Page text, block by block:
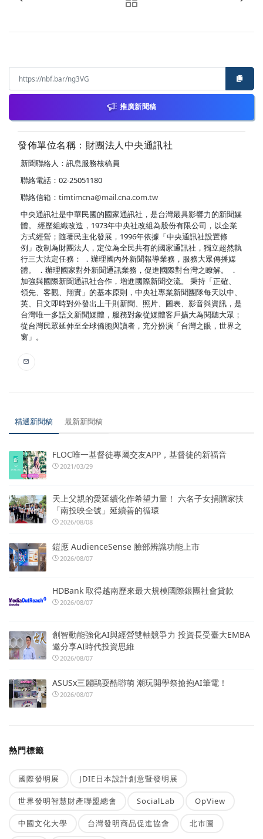
推廣新聞稿
發佈單位名稱：財團法人中央通訊社
新聞聯絡人：訊息服務核稿員
聯絡電話：02-25051180
聯絡信箱： timtimcna@mail.cna.com.tw
中央通訊社是中華民國的國家通訊社，是台灣最具影響力的新聞媒
體。 經歷組織改造，1973年中央社改組為股份有限公司，以企業
方式經營；隨著民主化發展，1996年依據「中央通訊社設置條
例」改制為財團法人，定位為全民共有的國家通訊社，獨立超然執
行三大法定任務： ．辦理國內外新聞報導業務，服務大眾傳播媒
體。 ．辦理國家對外新聞通訊業務，促進國際對台灣之瞭解。 ．
加強與國際新聞通訊社合作，增進國際新聞交流。 秉持「正確、
領先、客觀、翔實」的基本原則，中央社專業新聞團隊每天以中、
英、日文即時對外發出上千則新聞、照片、圖表、影音與資訊，是
台灣唯一多語文新聞媒體，服務對象從媒體客戶擴大為閱聽大眾；
從台灣民眾延伸至全球僑胞與讀者，充分扮演「台灣之眼，世界之
窗」。
精選新聞稿 最新新聞稿
FLOC唯一基督徒專屬交友APP，基督徒的新福音
2021/03/29
天上父親的愛延續化作希望力量！ 六名子女捐贈家扶
「南投映全號」延續善的循環
2026/08/08
鎧應 AudienceSense 臉部辨識功能上市
2026/08/07
HDBank 取得越南歷來最大規模國際銀團社會貸款
2026/08/07
創智動能強化AI與經營雙軸競爭力 投資長受臺大EMBA
邀分享AI時代投資思維
2026/08/07
ASUSx三麗鷗耍酷聯萌 潮玩開學祭搶抱AI筆電！
2026/08/07
熱門標籤
國際發明展 JDIE日本設計創意暨發明展
世界發明智慧財產聯盟總會 SocialLab OpView
中國文化大學 台灣發明商品促進協會 北市圖